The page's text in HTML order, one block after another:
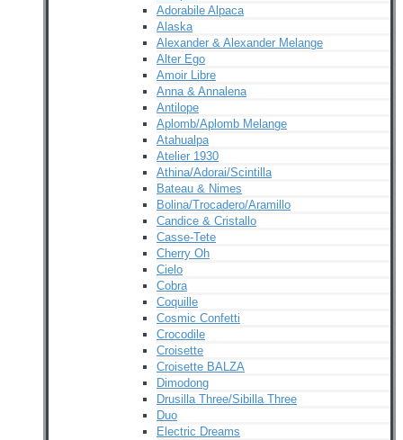
Adorabile Alpaca
Alaska
Alexander & Alexander Melange
Alter Ego
Amoir Libre
Anna & Annalena
Antilope
Aplomb/Aplomb Melange
Atahualpa
Atelier 1930
Athina/Adorai/Scintilla
Bateau & Nimes
Bolina/Trocadero/Aramillo
Candice & Cristallo
Casse-Tete
Cherry Oh
Cielo
Cobra
Coquille
Cosmic Confetti
Crocodile
Croisette
Croisette BALZA
Dimodong
Drusilla Three/Sibilla Three
Duo
Electric Dreams